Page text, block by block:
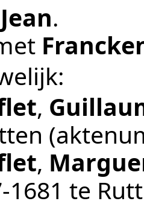
Jean.
,
,
te